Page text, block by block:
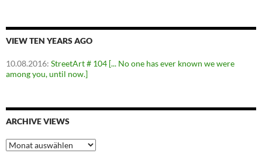
VIEW TEN YEARS AGO
10.08.2016: StreetArt # 104 [... No one has ever known we were
among you, until now.]
ARCHIVE VIEWS
Archive
Views